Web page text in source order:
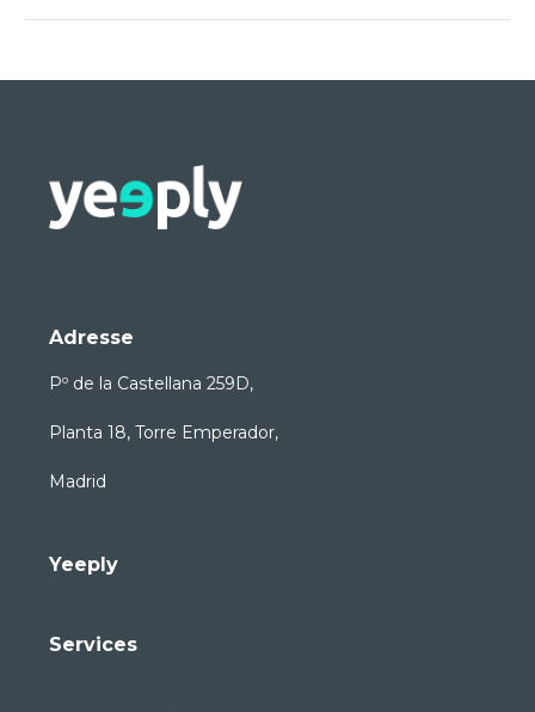
Adresse
Pº de la Castellana 259D,
Planta 18, Torre Emperador,
Madrid
Yeeply
Services